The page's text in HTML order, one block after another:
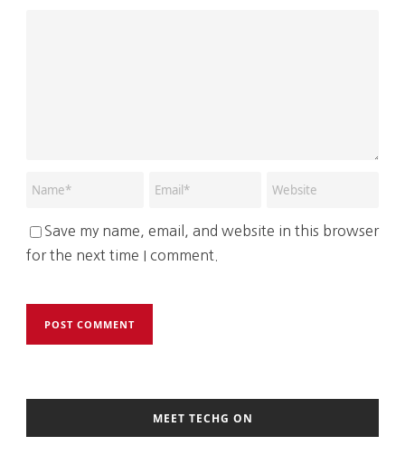
Save my name, email, and website in this browser
for the next time I comment.
MEET TECHG ON